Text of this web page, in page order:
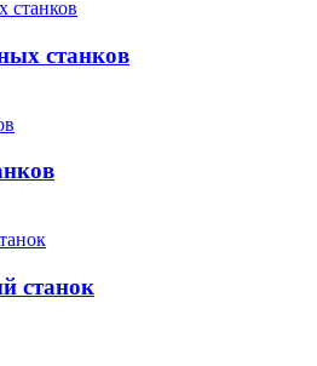
станков
станок